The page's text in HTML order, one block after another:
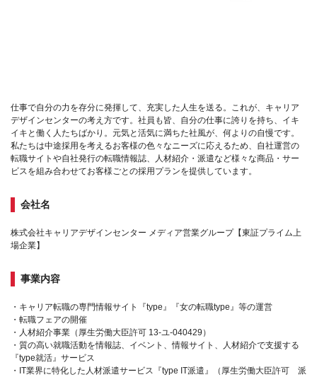
仕事で自分の力を存分に発揮して、充実した人生を送る。これが、キャリア
デザインセンターの考え方です。社員も皆、自分の仕事に誇りを持ち、イキ
イキと働く人たちばかり。元気と活気に満ちた社風が、何よりの自慢です。
私たちは中途採用を考えるお客様の色々なニーズに応えるため、自社運営の
転職サイトや自社発行の転職情報誌、人材紹介・派遣など様々な商品・サー
ビスを組み合わせてお客様ごとの採用プランを提供しています。
会社名
株式会社キャリアデザインセンター メディア営業グループ【東証プライム上
場企業】
事業内容
・キャリア転職の専門情報サイト『type』『女の転職type』等の運営
・転職フェアの開催
・人材紹介事業（厚生労働大臣許可 13-ユ-040429）
・質の高い就職活動を情報誌、イベント、情報サイト、人材紹介で支援する
『type就活』サービス
・IT業界に特化した人材派遣サービス『type IT派遣』（厚生労働大臣許可 派